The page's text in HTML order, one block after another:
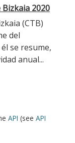
2020
(CTB)
del
se resume,
anual...
API (see API